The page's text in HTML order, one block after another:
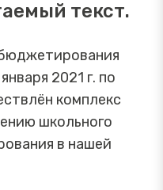
текст.
2021 г. по
комплекс
школьного
в нашей